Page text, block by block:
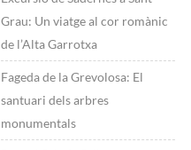
Grau: Un viatge al cor romànic
de l’Alta Garrotxa
Fageda de la Grevolosa: El
santuari dels arbres
monumentals